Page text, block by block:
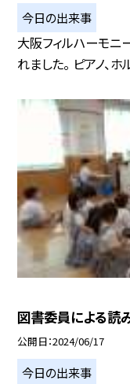
今日の出来事
大阪フィルハーモニ
れました。 ピアノ、ホ
図書委員による読
公開日 2024/06/17
今日の出来事